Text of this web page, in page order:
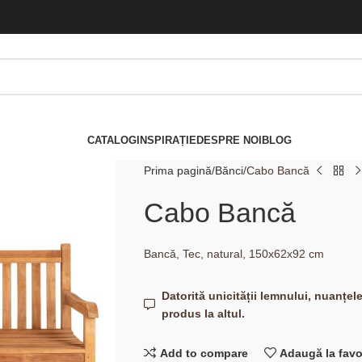
CATALOGINSPIRAȚIEDESPRE NOIBLOG
Prima pagină Bănci Cabo Bancă
Cabo Bancă
Bancă, Tec, natural, 150x62x92 cm
Datorită unicității lemnului,
produs la altul.
Add to compare Adaugă la